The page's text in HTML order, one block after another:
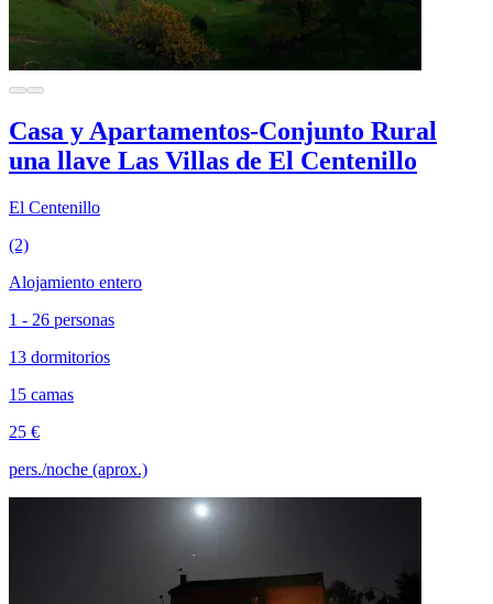
Casa y Apartamentos-Conjunto Rural
una llave Las Villas de El Centenillo
El Centenillo
(2)
Alojamiento entero
1 - 26 personas
13 dormitorios
15 camas
25 €
pers./noche (aprox.)